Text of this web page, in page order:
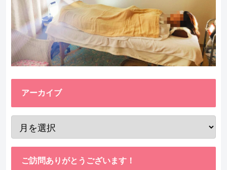
アーカイブ
ご訪問ありがとうございます！